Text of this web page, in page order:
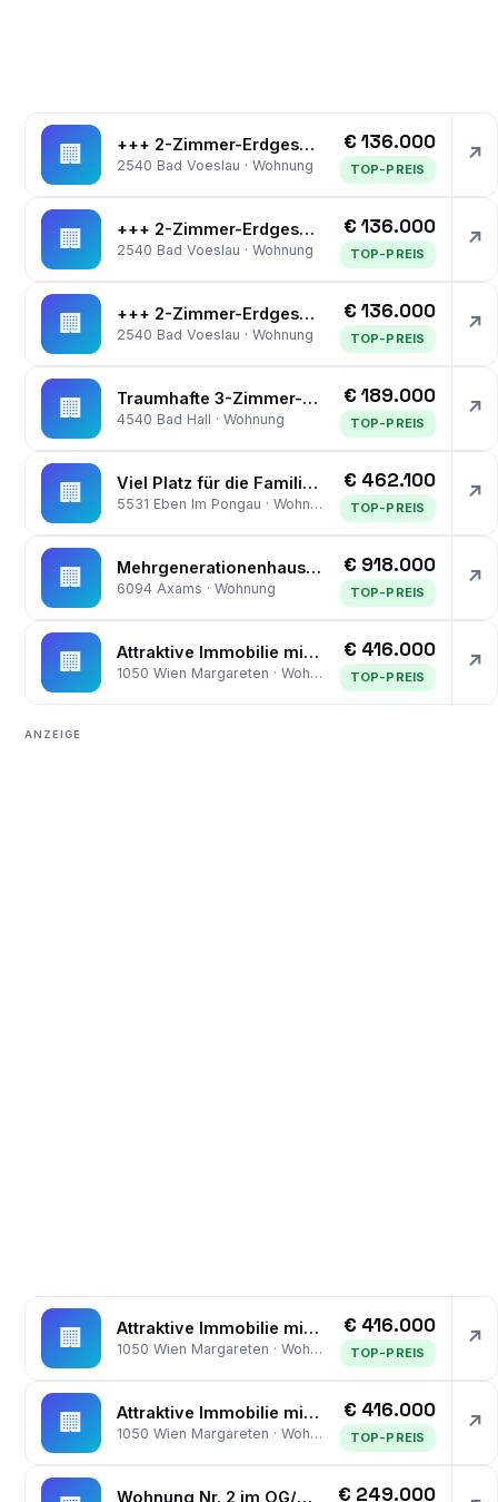
🏢 +++ 2-Zimmer-Erdgeschosswohnung mit Garten und Stellplatz +++
2540 Bad Voeslau · Wohnung
€ 136.000
TOP-PREIS
↗
🏢 +++ 2-Zimmer-Erdgeschosswohnung mit Garten und Stellplatz +++
2540 Bad Voeslau · Wohnung
€ 136.000
TOP-PREIS
↗
🏢 +++ 2-Zimmer-Erdgeschosswohnung mit Garten und Stellplatz +++
2540 Bad Voeslau · Wohnung
€ 136.000
TOP-PREIS
↗
🏢 Traumhafte 3-Zimmer-Wohnung - gepflegt mit Loggia und Stellplatz in Bad Hall
4540 Bad Hall · Wohnung
€ 189.000
TOP-PREIS
↗
🏢 Viel Platz für die Familie - 4 Zimmer mit Terrasse, Balkon & Stellplatz
5531 Eben Im Pongau · Wohnung
€ 462.100
TOP-PREIS
↗
🏢 Mehrgenerationenhaus/ Pension mit großem Garten, Terrasse, Balkon, Garage, Keller und vielem mehr
6094 Axams · Wohnung
€ 918.000
TOP-PREIS
↗
🏢 Attraktive Immobilie mit Lift, Stellplatz und viel Platz
1050 Wien Margareten · Wohnung
€ 416.000
TOP-PREIS
↗
ANZEIGE
🏢 Attraktive Immobilie mit Lift, Stellplatz und viel Platz
1050 Wien Margareten · Wohnung
€ 416.000
TOP-PREIS
↗
🏢 Attraktive Immobilie mit Lift, Stellplatz und viel Platz
1050 Wien Margareten · Wohnung
€ 416.000
TOP-PREIS
↗
Wohnung Nr. 2 im OG/DG mit Gartenanteil und Carport-Abstellplatz € 249.000